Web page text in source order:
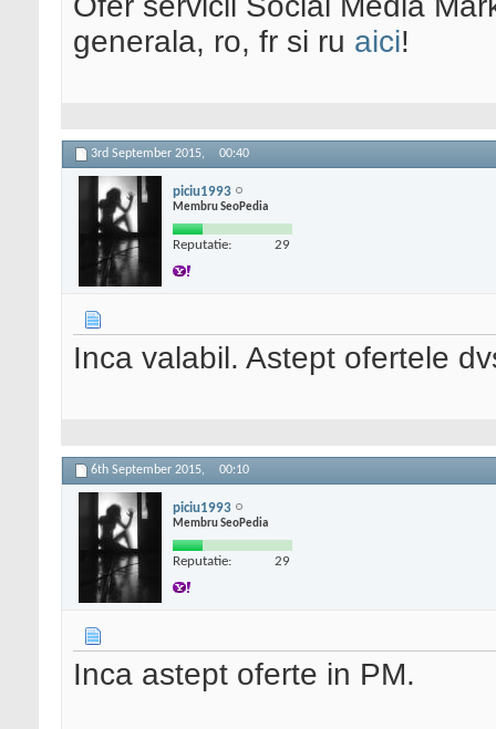
generala, ro, fr si ru aici!
3rd September 2015, 00:40
piciu1993
Membru SeoPedia
Reputatie: 29
Inca valabil. Astept ofertele
6th September 2015, 00:10
piciu1993
Membru SeoPedia
Reputatie: 29
Inca astept oferte in PM.